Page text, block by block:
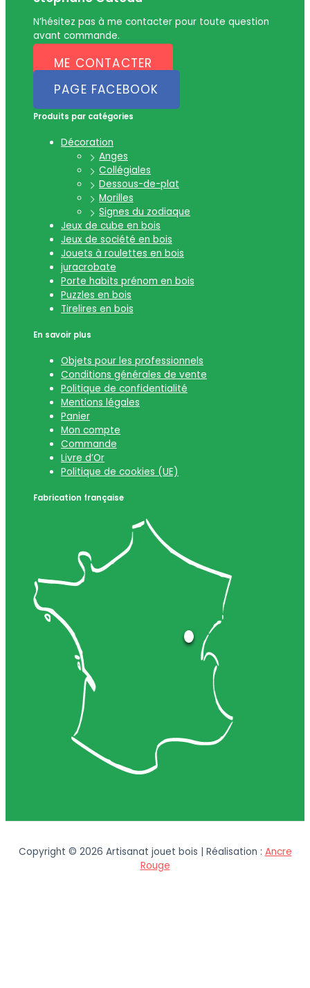
N’hésitez pas à me contacter pour toute question
avant commande.
ME CONTACTER
PAGE FACEBOOK
Produits par catégories
Décoration
Anges
Collégiales
Dessous-de-plat
Morilles
Signes du zodiaque
Jeux de cube en bois
Jeux de société en bois
Jouets à roulettes en bois
juracrobate
Porte habits prénom en bois
Puzzles en bois
Tirelires en bois
En savoir plus
Objets pour les professionnels
Conditions générales de vente
Politique de confidentialité
Mentions légales
Panier
Mon compte
Commande
Livre d’Or
Politique de cookies (UE)
Fabrication française
Copyright © 2026 Artisanat jouet bois | Réalisation : Ancre
Rouge